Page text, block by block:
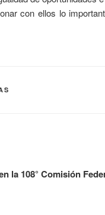
con ellos lo
la 108° Comisión